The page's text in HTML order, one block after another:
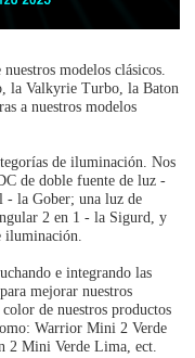
modelos clásicos.
la Valkyrie Turbo, la Baton
a nuestros modelos
de iluminación. Nos
de doble fuente de luz -
- la Gober; una luz de
2 en 1 - la Sigurd, y
iluminación.
e integrando las
mejorar nuestros
de nuestros productos
Warrior Mini 2 Verde
2 Mini Verde Lima, ect.